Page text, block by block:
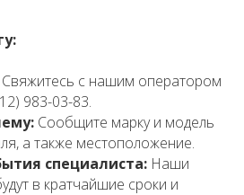
Свяжитесь с нашим оператором
983-03-83.
Сообщите марку и модель
а также местоположение.
специалиста: Наши
в кратчайшие сроки и